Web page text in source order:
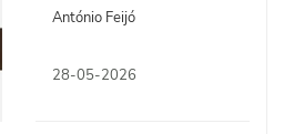
António Feijó
28-05-2026